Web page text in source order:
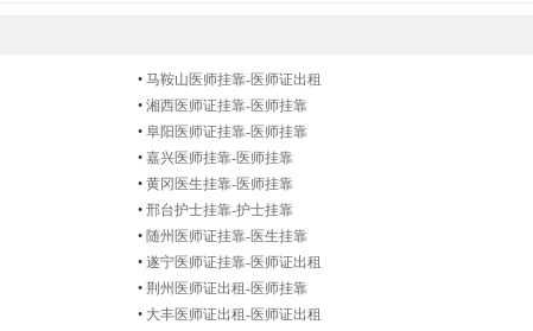
• 马鞍山医师挂靠-医师证出租
• 湘西医师证挂靠-医师挂靠
• 阜阳医师证挂靠-医师挂靠
• 嘉兴医师挂靠-医师挂靠
• 黄冈医生挂靠-医师挂靠
• 邢台护士挂靠-护士挂靠
• 随州医师证挂靠-医生挂靠
• 遂宁医师证挂靠-医师证出租
• 荆州医师证出租-医师挂靠
• 大丰医师证出租-医师证出租